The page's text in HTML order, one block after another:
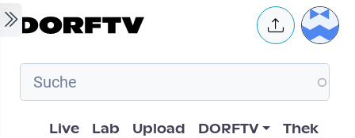
Skip to main content User
Hauptnavigation
Live Lab Upload DORFTV Thek